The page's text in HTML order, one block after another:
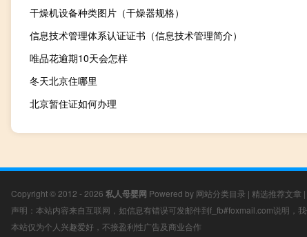
干燥机设备种类图片（干燥器规格）
信息技术管理体系认证证书（信息技术管理简介）
唯品花逾期10天会怎样
冬天北京住哪里
北京暂住证如何办理
Copyright © 2012 - 2026 私人母婴网 Powered by 网站分类目录 | 精选推荐文章 |
声明：本站内容来自互联网，如信息有错误可发邮件到f_fb#foxmail.com说明，
本站仅为个人兴趣爱好，不接盈利性广告及商业合作